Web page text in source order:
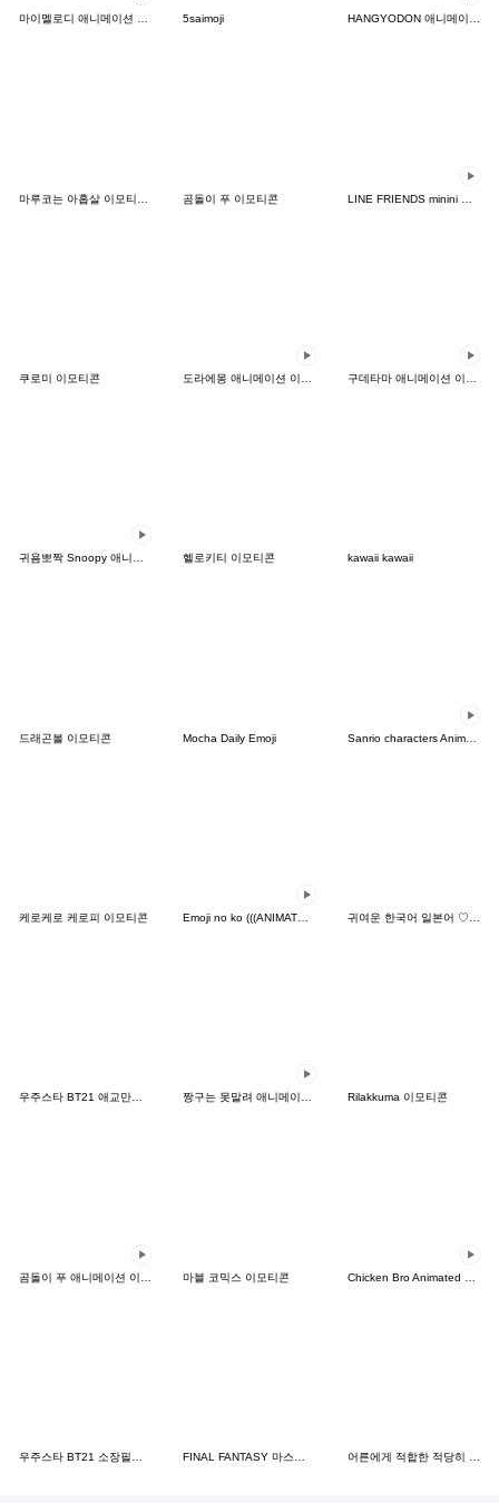
마이멜로디 애니메이션 이모티콘 5saimoji HANGYODON 애니메이션 이모티콘
곰돌이 푸 이모티콘
쿠로미 이모티콘
귀욤뽀짝 Snoopy 애니메이션 이모티콘 헬로키티 이모티콘 kawaii kawaii
드래곤볼 이모티콘 Mocha Daily Emoji Sanrio characters Animated 8-bit Emoji
케로케로 케로피 이모티콘
우주스타 BT21 애교만렙 이모티콘 짱구는 못말려 애니메이션 이모티콘 Rilakkuma 이모티콘
마블 코믹스 이모티콘